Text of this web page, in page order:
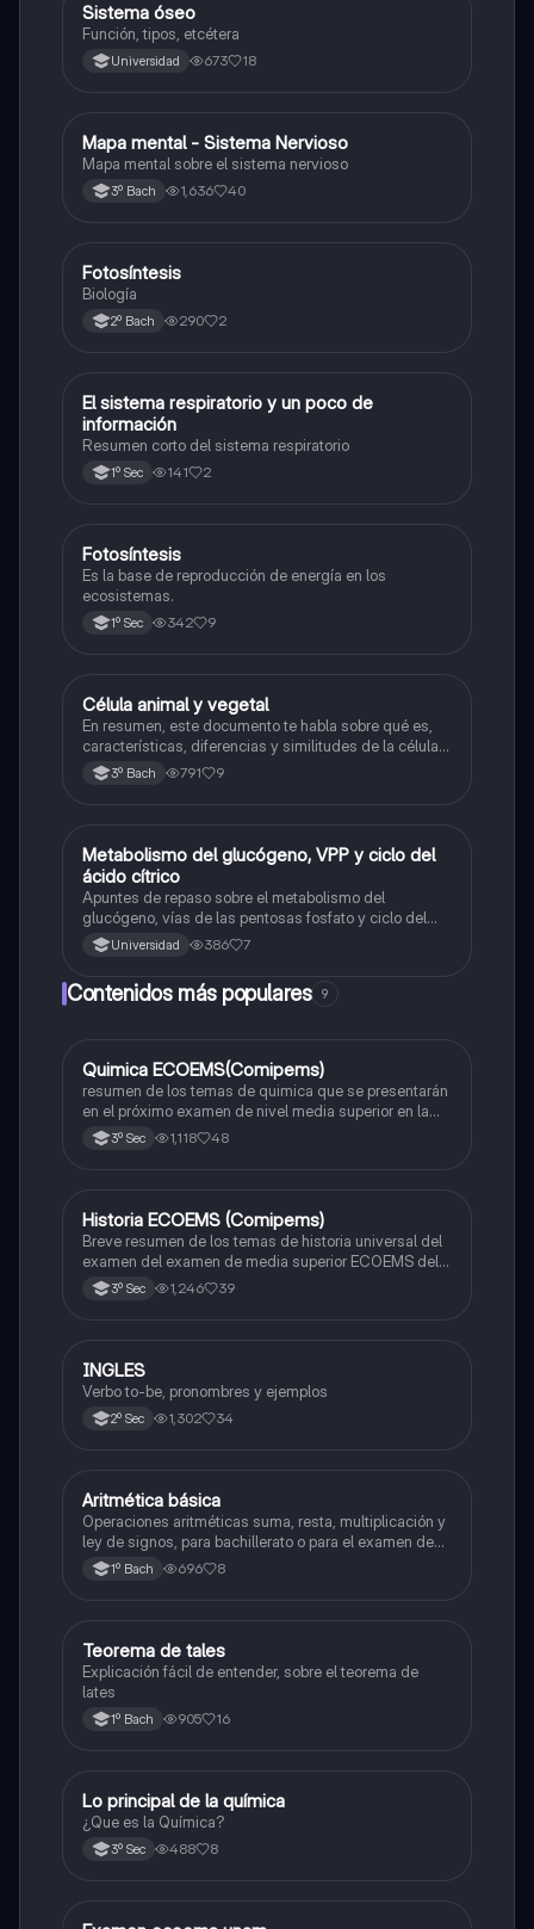
Biología
Sistema óseo
Función, tipos, etcétera
Universidad 673 18
Biología
Mapa mental - Sistema Nervioso
Mapa mental sobre el sistema nervioso
3º Bach 1,636 40
Biología
Fotosíntesis
Biología
2º Bach 290 2
Biología
El sistema respiratorio y un poco de
información
Resumen corto del sistema respiratorio
1º Sec 141 2
Biología
Fotosíntesis
Es la base de reproducción de energía en los
ecosistemas.
1º Sec 342 9
Biología
Célula animal y vegetal
En resumen, este documento te habla sobre qué es,
características, diferencias y similitudes de la célula
animal y célula vegetal.💗
3º Bach 791 9
Biología
Metabolismo del glucógeno, VPP y ciclo del
ácido cítrico
Apuntes de repaso sobre el metabolismo del
glucógeno, vías de las pentosas fosfato y ciclo del
ácido cítrico
Universidad 386 7
Contenidos más populares 9
Química
Quimica ECOEMS(Comipems)
resumen de los temas de quimica que se presentarán
en el próximo examen de nivel media superior en la
zona metropolitana de el valle de México
3º Sec 1,118 48
Historia
Historia ECOEMS (Comipems)
Breve resumen de los temas de historia universal del
examen del examen de media superior ECOEMS del
valle de México
3º Sec 1,246 39
Inglés
INGLES
Verbo to-be, pronombres y ejemplos
2º Sec 1,302 34
Matemáticas
Aritmética básica
Operaciones aritméticas suma, resta, multiplicación y
ley de signos, para bachillerato o para el examen de
admisión a la universidad
1º Bach 696 8
Matemáticas
Teorema de tales
Explicación fácil de entender, sobre el teorema de
lates
1º Bach 905 16
Química
Lo principal de la química
¿Que es la Química?
3º Sec 488 8